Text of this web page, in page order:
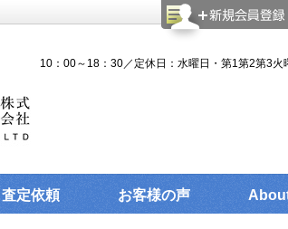
10：00～18：30／定休日：水曜日・第1第2第3火
査定依頼 お客様の声